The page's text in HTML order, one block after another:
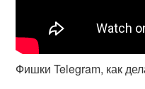
Фишки Telegram, как